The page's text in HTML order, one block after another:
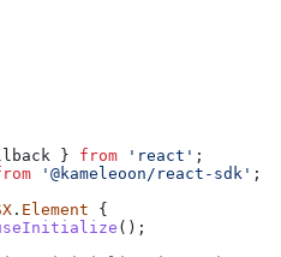
} from 'react' ;
'@kameleoon/react-sdk' ;
. Element {
();